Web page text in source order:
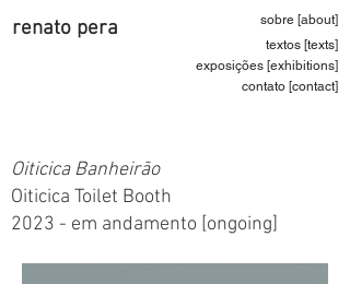
renato pera
sobre [about]
textos [texts]
exposições [exhibitions]
contato [contact]
Oiticica Banheirão
Oiticica Toilet Booth
2023 - em andamento [ongoing]